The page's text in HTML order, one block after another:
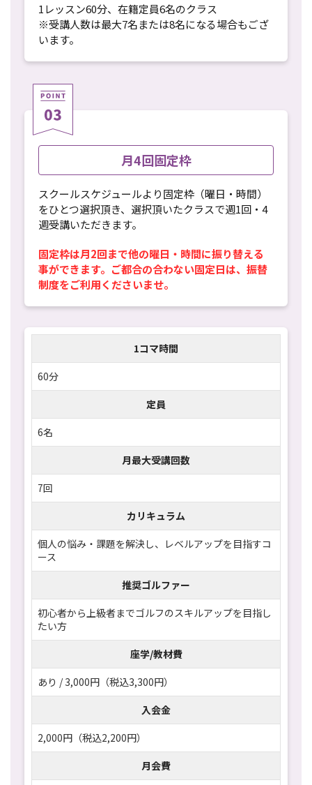
1レッスン60分、在籍定員6名のクラス
※受講人数は最大7名または8名になる場合もござ
います。
月4回固定枠
スクールスケジュールより固定枠（曜日・時間）
をひとつ選択頂き、選択頂いたクラスで週1回・4
週受講いただきます。
固定枠は月2回まで他の曜日・時間に振り替える
事ができます。ご都合の合わない固定日は、振替
制度をご利用くださいませ。
1コマ時間
60分
定員
6名
月最大受講回数
7回
カリキュラム
個人の悩み・課題を解決し、レベルアップを目指すコ
ース
推奨ゴルファー
初心者から上級者までゴルフのスキルアップを目指し
たい方
座学/教材費
あり / 3,000円（税込3,300円）
入会金
2,000円（税込2,200円）
月会費